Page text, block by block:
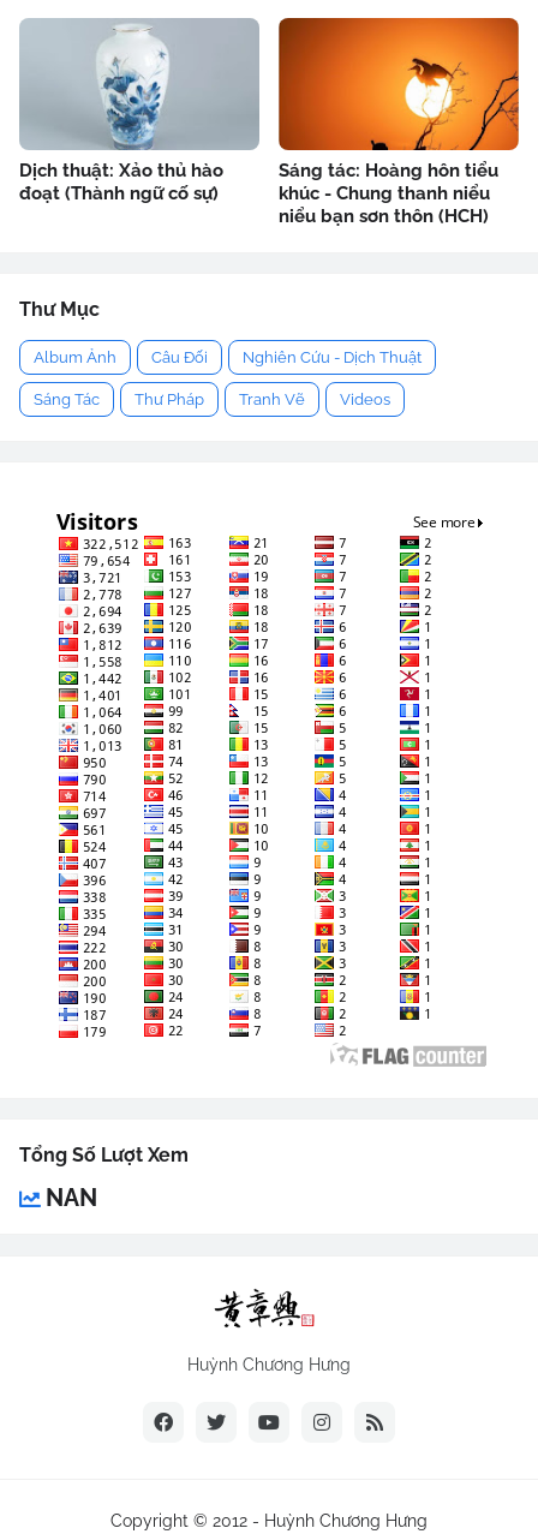
Dịch thuật: Xảo thủ hào
đoạt (Thành ngữ cố sự)
Sáng tác: Hoàng hôn tiểu
khúc - Chung thanh niểu
niểu bạn sơn thôn (HCH)
Thư Mục
Album Ảnh Câu Đối Nghiên Cứu - Dịch Thuật
Sáng Tác Thư Pháp Tranh Vẽ Videos
Tổng Số Lượt Xem
NAN
Huỳnh Chương Hưng
Copyright © 2012 - Huỳnh Chương Hưng